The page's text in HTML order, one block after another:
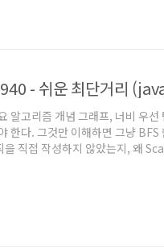
- 쉬운 최단거리
알고리즘 개념 그래프, 너비 우선
한다. 그것만 이해하면 그냥
직접 작성하지 않았는지, 왜
시는 분이나, 백준에서 자바로